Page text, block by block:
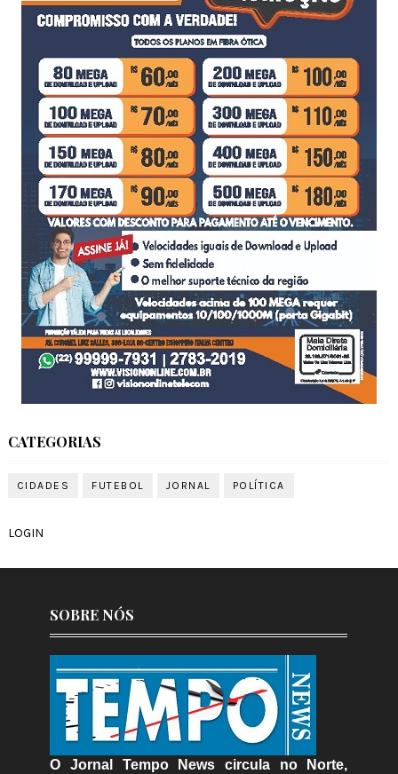
CATEGORIAS
CIDADES FUTEBOL JORNAL POLÍTICA
LOGIN
SOBRE NÓS
O Jornal Tempo News circula no Norte,